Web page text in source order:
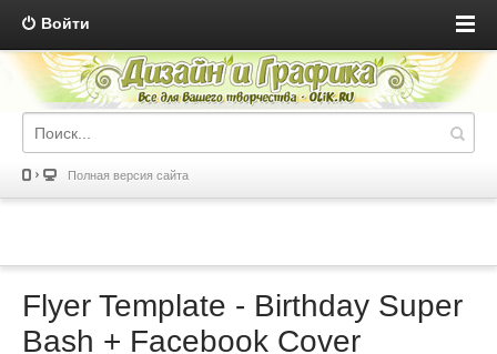
Войти
Полная версия сайта
Flyer Template - Birthday Super
Bash + Facebook Cover